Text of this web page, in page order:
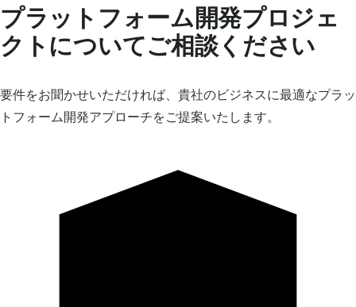
プラットフォーム開発プロジェ
クトについてご相談ください
要件をお聞かせいただければ、貴社のビジネスに最適なプラッ
トフォーム開発アプローチをご提案いたします。